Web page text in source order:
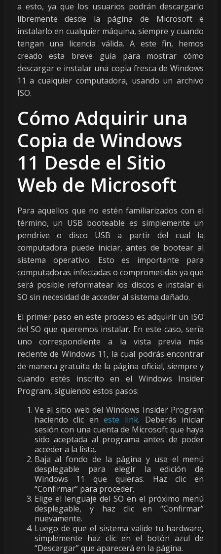
a esto, ya que los usuarios podrán descargarlo
libremente desde la página de Microsoft e
instalarlo en cualquier máquina, siempre y cuando
tengan una licencia válida. A este fin, hemos
creado esta breve guía para mostrar cómo
descargar e instalar una copia fresca de Windows
11 a cualquier computadora, usando un archivo
ISO.
Cómo Adquirir una
Copia de Windows
11 Desde el Sitio
Web de Microsoft
Para aquellos que no estén familiarizados con el
término, un USB booteable es simplemente un
pendrive o disco USB a partir del cual la
computadora puede iniciar, antes de bootear al
sistema operativo. Esto es importante para
computadoras infectadas o comprometidas ya que
será posible reformatear los discos e instalar el
SO sin necesidad de acceder al sistema dañado.
El primer paso en este proceso es adquirir un ISO
del SO que queremos instalar. En este caso, sería
uno correspondiente a la vista previa más
reciente de Windows 11, la cual podrás encontrar
de manera gratuita de la página oficial, siempre y
cuando estés inscrito en el Windows Insider
Program, siguiendo estos pasos:
Ve al sitio web del Windows Insider Program
haciendo clic eneste link. Deberás iniciar
sesión con una cuenta de Microsoft que haya
sido aceptada al programa antes de poder
acceder a la lista.
Baja al fondo de la página y usa el menú
desplegable para elegir la edición de
Windows 11 que quieras. Haz clic en
“Confirmar” para proceder.
Elige el lenguaje del SO en el próximo menú
desplegable, y haz clic en “Confirmar”
nuevamente.
Luego de que el sistema valide tu hardware,
simplemente haz clic en el botón azul de
“Descargar” que aparecerá en la página.